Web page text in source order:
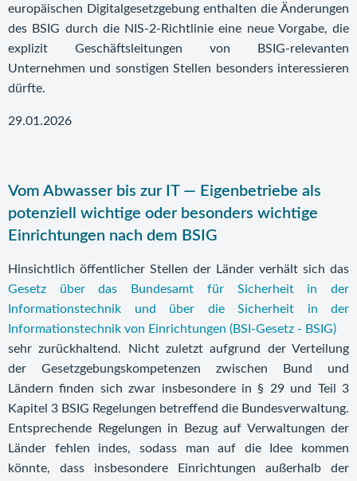
europäischen Digitalgesetzgebung enthalten die Änderungen
des BSIG durch die NIS-2-Richtlinie eine neue Vorgabe, die
explizit Geschäftsleitungen von BSIG-relevanten
Unternehmen und sonstigen Stellen besonders interessieren
dürfte.
29.01.2026
Vom Abwasser bis zur IT — Eigenbetriebe als
potenziell wichtige oder besonders wichtige
Einrichtungen nach dem BSIG
Hinsichtlich öffentlicher Stellen der Länder verhält sich das
Gesetz über das Bundesamt für Sicherheit in der
Informationstechnik und über die Sicherheit in der
Informationstechnik von Einrichtungen (BSI-Gesetz - BSIG)
sehr zurückhaltend. Nicht zuletzt aufgrund der Verteilung
der Gesetzgebungskompetenzen zwischen Bund und
Ländern finden sich zwar insbesondere in § 29 und Teil 3
Kapitel 3 BSIG Regelungen betreffend die Bundesverwaltung.
Entsprechende Regelungen in Bezug auf Verwaltungen der
Länder fehlen indes, sodass man auf die Idee kommen
könnte, dass insbesondere Einrichtungen außerhalb der